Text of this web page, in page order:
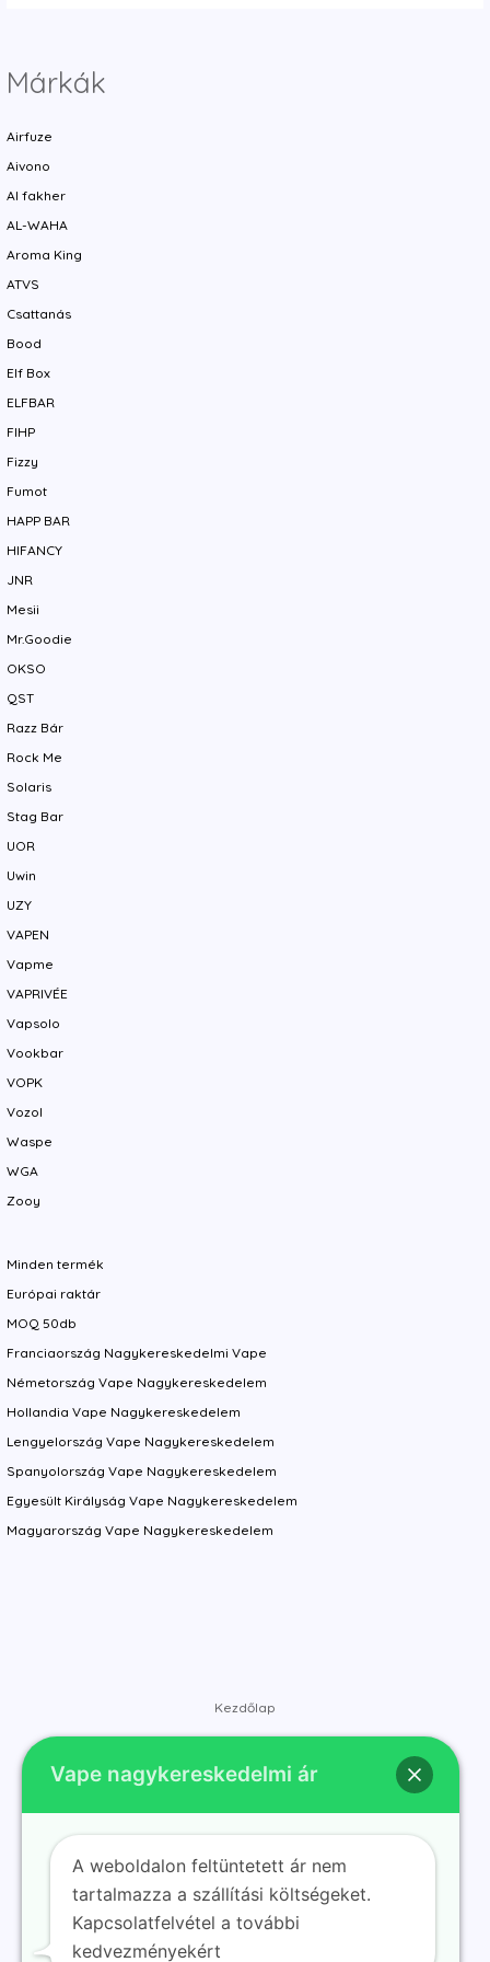
Márkák
Airfuze
Aivono
Al fakher
AL-WAHA
Aroma King
ATVS
Csattanás
Bood
Elf Box
ELFBAR
FIHP
Fizzy
Fumot
HAPP BAR
HIFANCY
JNR
Mesii
Mr.Goodie
OKSO
QST
Razz Bár
Rock Me
Solaris
Stag Bar
UOR
Uwin
UZY
VAPEN
Vapme
VAPRIVÉE
Vapsolo
Vookbar
VOPK
Vozol
Waspe
WGA
Zooy
Minden termék
Európai raktár
MOQ 50db
Franciaország Nagykereskedelmi Vape
Németország Vape Nagykereskedelem
Hollandia Vape Nagykereskedelem
Lengyelország Vape Nagykereskedelem
Spanyolország Vape Nagykereskedelem
Egyesült Királyság Vape Nagykereskedelem
Magyarország Vape Nagykereskedelem
Kezdőlap
Bolt
Márkák
Kapcsolat
Vape nagykereskedelmi ár
A weboldalon feltüntetett ár nem
tartalmazza a szállítási költségeket.
Kapcsolatfelvétel a további
kedvezményekért